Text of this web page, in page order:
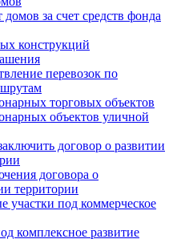
за счет средств фонда
конструкций
перевозок по
торговых объектов
объектов уличной
договор о развитии
договора о
территории
участки под коммерческое
комплексное развитие